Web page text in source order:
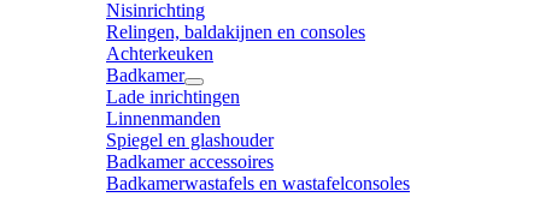
Nisinrichting
Relingen, baldakijnen en consoles
Achterkeuken
Badkamer
Lade inrichtingen
Linnenmanden
Spiegel en glashouder
Badkamer accessoires
Badkamerwastafels en wastafelconsoles